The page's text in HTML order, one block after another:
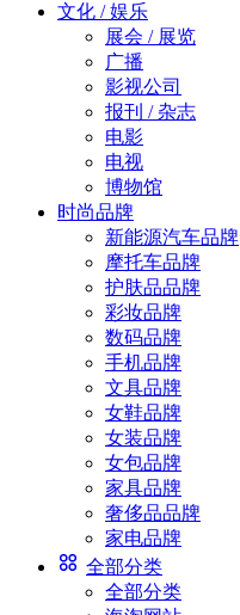
文化 / 娱乐
展会 / 展览
广播
影视公司
报刊 / 杂志
电影
电视
博物馆
时尚品牌
新能源汽车品牌
摩托车品牌
护肤品品牌
彩妆品牌
数码品牌
手机品牌
文具品牌
女鞋品牌
女装品牌
女包品牌
家具品牌
奢侈品品牌
家电品牌
全部分类
全部分类